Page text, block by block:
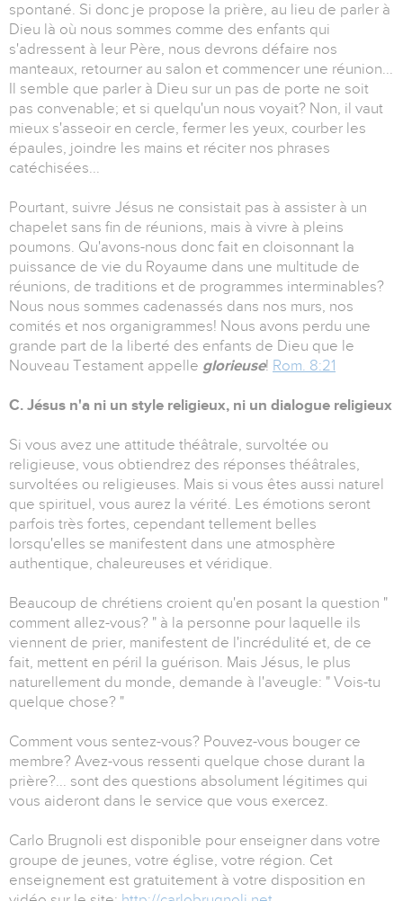
spontané. Si donc je propose la prière, au lieu de parler à
Dieu là où nous sommes comme des enfants qui
s'adressent à leur Père, nous devrons défaire nos
manteaux, retourner au salon et commencer une réunion...
Il semble que parler à Dieu sur un pas de porte ne soit
pas convenable; et si quelqu'un nous voyait? Non, il vaut
mieux s'asseoir en cercle, fermer les yeux, courber les
épaules, joindre les mains et réciter nos phrases
catéchisées...
Pourtant, suivre Jésus ne consistait pas à assister à un
chapelet sans fin de réunions, mais à vivre à pleins
poumons. Qu'avons-nous donc fait en cloisonnant la
puissance de vie du Royaume dans une multitude de
réunions, de traditions et de programmes interminables?
Nous nous sommes cadenassés dans nos murs, nos
comités et nos organigrammes! Nous avons perdu une
grande part de la liberté des enfants de Dieu que le
Nouveau Testament appelle glorieuse! Rom. 8:21
C. Jésus n'a ni un style religieux, ni un dialogue religieux
Si vous avez une attitude théâtrale, survoltée ou
religieuse, vous obtiendrez des réponses théâtrales,
survoltées ou religieuses. Mais si vous êtes aussi naturel
que spirituel, vous aurez la vérité. Les émotions seront
parfois très fortes, cependant tellement belles
lorsqu'elles se manifestent dans une atmosphère
authentique, chaleureuses et véridique.
Beaucoup de chrétiens croient qu'en posant la question "
comment allez-vous? " à la personne pour laquelle ils
viennent de prier, manifestent de l'incrédulité et, de ce
fait, mettent en péril la guérison. Mais Jésus, le plus
naturellement du monde, demande à l'aveugle: " Vois-tu
quelque chose? "
Comment vous sentez-vous? Pouvez-vous bouger ce
membre? Avez-vous ressenti quelque chose durant la
prière?... sont des questions absolument légitimes qui
vous aideront dans le service que vous exercez.
Carlo Brugnoli est disponible pour enseigner dans votre
groupe de jeunes, votre église, votre région. Cet
enseignement est gratuitement à votre disposition en